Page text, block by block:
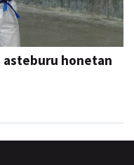
asteburu honetan